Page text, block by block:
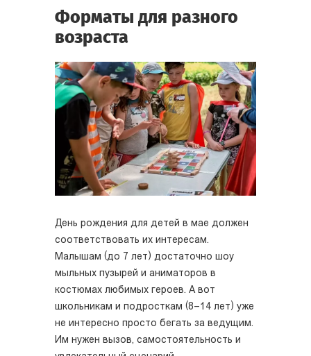
Форматы для разного
возраста
День рождения для детей в мае должен
соответствовать их интересам.
Малышам (до 7 лет) достаточно шоу
мыльных пузырей и аниматоров в
костюмах любимых героев. А вот
школьникам и подросткам (8–14 лет) уже
не интересно просто бегать за ведущим.
Им нужен вызов, самостоятельность и